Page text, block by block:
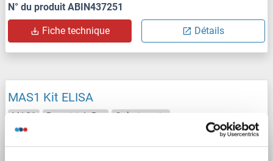
N° du produit ABIN437251
Fiche technique Détails
MAS1 Kit ELISA
MAS1 Reactivité: Rat Colorimetric
N° du produit ABIN1153002